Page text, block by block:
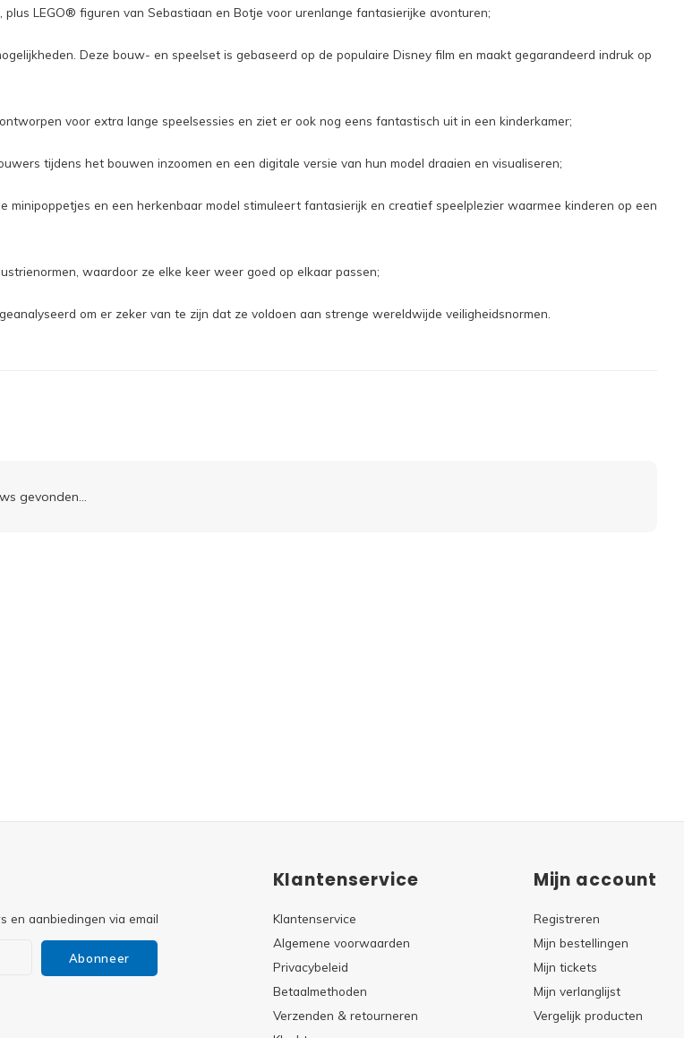
LEGO® figuren van Sebastiaan en Botje voor urenlange fantasierijke avonturen;
Deze bouw- en speelset is gebaseerd op de populaire Disney film en maakt gegarandeerd indruk op
voor extra lange speelsessies en ziet er ook nog eens fantastisch uit in een kinderkamer;
tijdens het bouwen inzoomen en een digitale versie van hun model draaien en visualiseren;
en een herkenbaar model stimuleert fantasierijk en creatief speelplezier waarmee kinderen op een
waardoor ze elke keer weer goed op elkaar passen;
om er zeker van te zijn dat ze voldoen aan strenge wereldwijde veiligheidsnormen.
gevonden...
en aanbiedingen via email
Abonneer
Klantenservice
Klantenservice
Algemene voorwaarden
Privacybeleid
Betaalmethoden
Verzenden & retourneren
Mijn account
Registreren
Mijn bestellingen
Mijn tickets
Mijn verlanglijst
Vergelijk producten